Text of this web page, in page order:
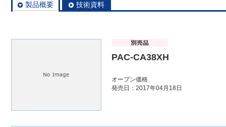
製品概要 技術資料
PAC-CA38XH
オープン価格
発売日：2017年04月18日